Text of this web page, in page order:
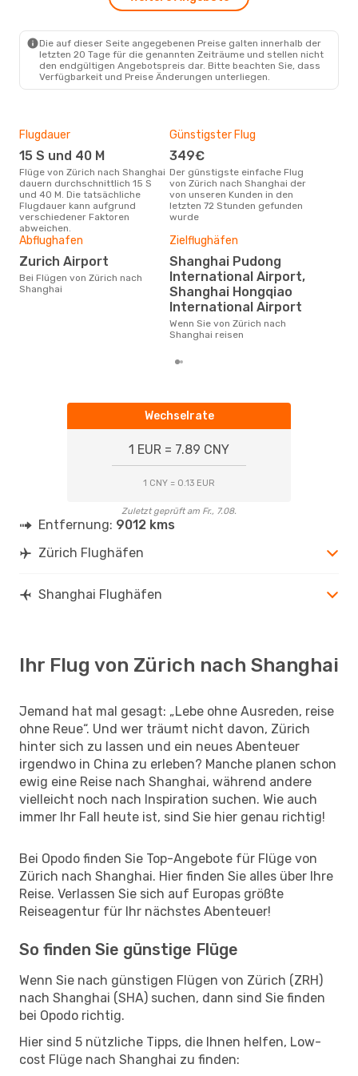
- Di., 27. Okt.
Turkish Airlines1 Zwischenstopp
SHA- ZRH
Die auf dieser Seite angegebenen Preise galten innerhalb der
letzten 20 Tage für die genannten Zeiträume und stellen nicht
den endgültigen Angebotspreis dar. Bitte beachten Sie, dass
Verfügbarkeit und Preise Änderungen unterliegen.
Flugdauer
15 S und 40 M
Flüge von Zürich nach Shanghai
dauern durchschnittlich 15 S
und 40 M. Die tatsächliche
Flugdauer kann aufgrund
verschiedener Faktoren
abweichen.
Günstigster Flug
349€
Der günstigste einfache Flug
von Zürich nach Shanghai der
von unseren Kunden in den
letzten 72 Stunden gefunden
wurde
Abflughafen
Zurich Airport
Bei Flügen von Zürich nach
Shanghai
Zielflughäfen
Shanghai Pudong
International Airport,
Shanghai Hongqiao
International Airport
Wenn Sie von Zürich nach
Shanghai reisen
Wechselrate
1 EUR = 7.89 CNY
1 CNY = 0.13 EUR
Zuletzt geprüft am Fr., 7.08.
Entfernung: 9012 kms
Zürich Flughäfen
Shanghai Flughäfen
Ihr Flug von Zürich nach Shanghai
Jemand hat mal gesagt: „Lebe ohne Ausreden, reise
ohne Reue“. Und wer träumt nicht davon, Zürich
hinter sich zu lassen und ein neues Abenteuer
irgendwo in China zu erleben? Manche planen schon
ewig eine Reise nach Shanghai, während andere
vielleicht noch nach Inspiration suchen. Wie auch
immer Ihr Fall heute ist, sind Sie hier genau richtig!
Bei Opodo finden Sie Top-Angebote für Flüge von
Zürich nach Shanghai. Hier finden Sie alles über Ihre
Reise. Verlassen Sie sich auf Europas größte
Reiseagentur für Ihr nächstes Abenteuer!
So finden Sie günstige Flüge
Wenn Sie nach günstigen Flügen von Zürich (ZRH)
nach Shanghai (SHA) suchen, dann sind Sie finden
bei Opodo richtig.
Hier sind 5 nützliche Tipps, die Ihnen helfen, Low-
cost Flüge nach Shanghai zu finden: